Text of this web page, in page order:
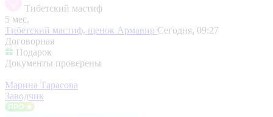
Тибетский мастиф
5 мес.
Тибетский мастиф, щенок Армавир Сегодня, 09:27
Договорная
Подарок
Документы проверены
Марина Тарасова
Заводчик